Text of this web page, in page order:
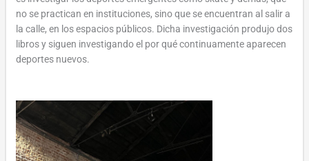
no se practican en instituciones, sino que se encuentran al salir a
la calle, en los espacios públicos. Dicha investigación produjo dos
libros y siguen investigando el por qué continuamente aparecen
deportes nuevos.